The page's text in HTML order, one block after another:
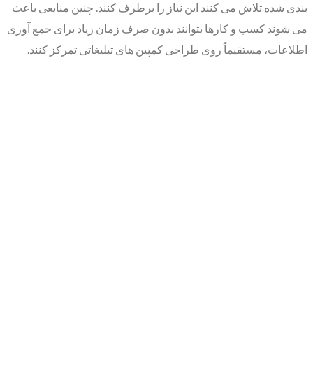
بندی شده تلاش می کنند این نیاز را برطرف کنند. چنین منابعی باعث
می شوند کسب و کارها بتوانند بدون صرف زمان زیاد برای جمع آوری
اطلاعات، مستقیماً روی طراحی کمپین های تبلیغاتی تمرکز کنند.